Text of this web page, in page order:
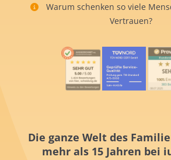
Warum schenken so viele
Vertrauen?
Die ganze Welt des
mehr als 15 Jahren bei